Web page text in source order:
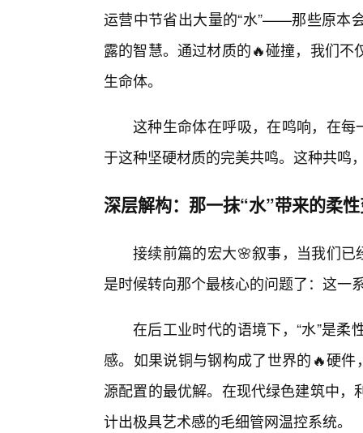
运营中节省出大量的“水”——那些原本
露的智慧。通过材质的🔥碰撞，我们
生命体。
这种生命体在呼吸，在鸣响，在每
于这种坚硬材质的完美共鸣。这种共鸣
深层解构：那一抹“水”带来的柔
接续前篇的宏大🌸叙事，当我们已
是时候转向那个最核心的问题了：这一
在后工业时代的语境下，“水”是
感。如果说铜与钢构成了世界的🔥硬
源配置的最优解。在现代绿色建筑中
计出极具艺术感的毛细管网温控系统。